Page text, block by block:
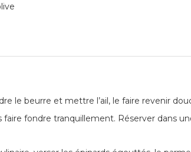
le beurre et mettre l’ail, le faire revenir
faire fondre tranquillement. Réserver dans